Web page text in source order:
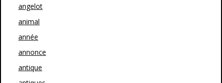
angelot
animal
année
annonce
antique